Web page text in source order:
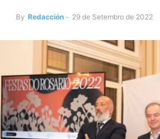
By Redacción - 29 de Setembro de 2022